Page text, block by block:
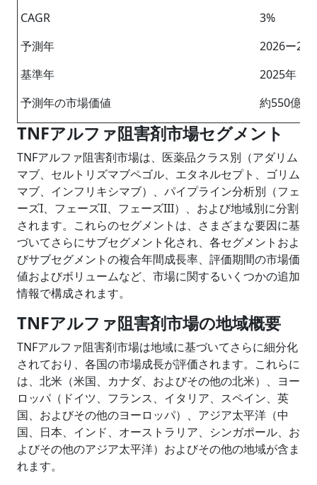
CAGR
3%
予測年
2026ー
基準年
2025年
予測年の市場価値
約550億米
TNFアルファ阻害剤市場セグメント
TNFアルファ阻害剤市場は、医薬品クラス別（アダリム
マブ、セルトリズマブペゴル、エタネルセプト、ゴリム
マブ、インフリキシマブ）、パイプライン分析別（フェ
ーズI、フェーズII、フェーズIII）、および地域別に分割
されます。これらのセグメントは、さまざまな要因に基
づいてさらにサブセグメント化され、各セグメントおよ
びサブセグメントの複合年間成長率、評価期間の市場価
値およびボリュームなど、市場に関するいくつかの追加
情報で構成されます。
TNFアルファ阻害剤市場の地域概要
TNFアルファ阻害剤市場は地域に基づいてさらに細分化
されており、各国の市場成長が評価されます。これらに
は、北米（米国、カナダ、およびその他の北米）、ヨー
ロッパ（ドイツ、フランス、イタリア、スペイン、英
国、およびその他のヨーロッパ）、アジア太平洋（中
国、日本、インド、オーストラリア、シンガポール、お
よびその他のアジア太平洋）およびその他の地域が含ま
れます。